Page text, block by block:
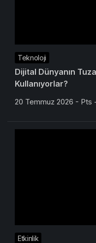
Teknoloji
Dijital Dünyanın
Kullanıyorlar?
20 Temmuz 2026 - Pts -
Etkinlik